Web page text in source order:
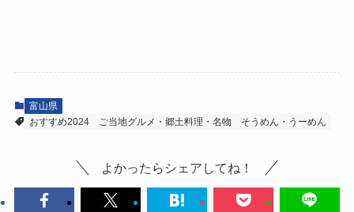
富山県
おすすめ2024
ご当地グルメ・郷土料理・名物 そうめん・うーめん
よかったらシェアしてね！